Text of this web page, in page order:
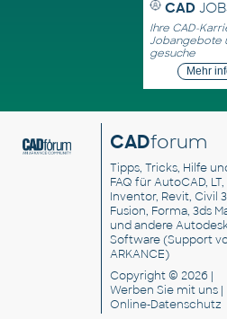
CAD
Ihre CAD-
Jobangebote
gesuche
Mehr
CADforum
Tipps, Tricks, Hilfe
FAQ für AutoCAD, LT,
Inventor, Revit, Civil
Fusion, Forma, 3ds
und andere
Software (Support
ARKANCE)
Copyright © 2026 |
Werben Siemit uns |
Online-Datenschutz